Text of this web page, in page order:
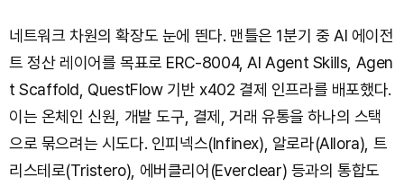
네트워크 차원의 확장도 눈에 띈다. 맨틀은 1분기 중 AI 에이전
트 정산 레이어를 목표로 ERC-8004, AI Agent Skills, Agen
t Scaffold, QuestFlow 기반 x402 결제 인프라를 배포했다.
이는 온체인 신원, 개발 도구, 결제, 거래 유통을 하나의 스택
으로 묶으려는 시도다. 인피넥스(Infinex), 알로라(Allora), 트
리스테로(Tristero), 에버클리어(Everclear) 등과의 통합도